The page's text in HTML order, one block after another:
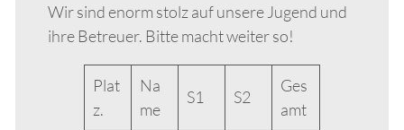
Wir sind enorm stolz auf unsere Jugend und
ihre Betreuer. Bitte macht weiter so!
Plat
z.
Na
me
S1 S2
Ges
amt